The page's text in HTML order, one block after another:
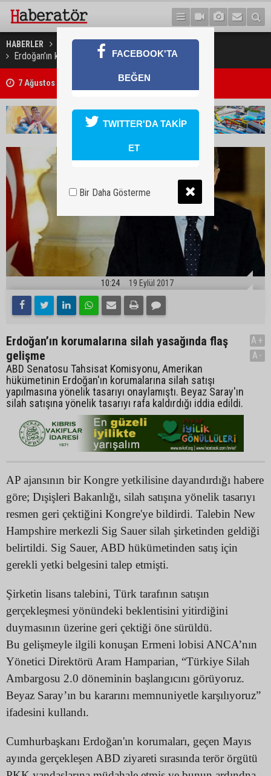
HABERLER TÜRKİYE
Erdoğan’ın korumalarına silah yasağında flaş gelişme
7 Ağustos 2026 Döviz Kurları
10:24 19 Eylül 2017
Erdoğan’ın korumalarına silah yasağında flaş
gelişme
ABD Senatosu Tahsisat Komisyonu, Amerikan
hükümetinin Erdoğan'ın korumalarına silah satışı
yapılmasına yönelik tasarıyı onaylamıştı. Beyaz Saray'ın
silah satışına yönelik tasarıyı rafa kaldırdığı iddia edildi.
A+
A-
AP ajansının bir Kongre yetkilisine dayandırdığı habere
göre; Dışişleri Bakanlığı, silah satışına yönelik tasarıyı
resmen geri çektiğini Kongre'ye bildirdi. Talebin New
Hampshire merkezli Sig Sauer silah şirketinden geldiği
belirtildi. Sig Sauer, ABD hükümetinden satış için
gerekli yetki belgesini talep etmişti.
Şirketin lisans talebini, Türk tarafının satışın
gerçekleşmesi yönündeki beklentisini yitirdiğini
duymasının üzerine geri çektiği öne sürüldü.
Bu gelişmeyle ilgili konuşan Ermeni lobisi ANCA’nın
Yönetici Direktörü Aram Hamparian, “Türkiye Silah
Ambargosu 2.0 döneminin başlangıcını görüyoruz.
Beyaz Saray’ın bu kararını memnuniyetle karşılıyoruz”
ifadesini kullandı.
Cumhurbaşkanı Erdoğan'ın korumaları, geçen Mayıs
ayında gerçekleşen ABD ziyareti sırasında terör örgütü
FACEBOOK'TA
BEĞEN
TWITTER'DA TAKİP
ET
Bir Daha Gösterme